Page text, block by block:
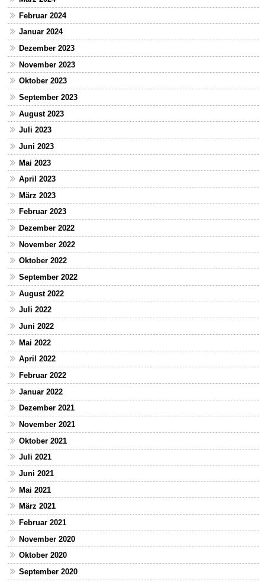
Februar 2024
Januar 2024
Dezember 2023
November 2023
Oktober 2023
September 2023
August 2023
Juli 2023
Juni 2023
Mai 2023
April 2023
März 2023
Februar 2023
Dezember 2022
November 2022
Oktober 2022
September 2022
August 2022
Juli 2022
Juni 2022
Mai 2022
April 2022
Februar 2022
Januar 2022
Dezember 2021
November 2021
Oktober 2021
Juli 2021
Juni 2021
Mai 2021
März 2021
Februar 2021
November 2020
Oktober 2020
September 2020